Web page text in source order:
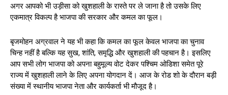
अगर आपको भी उड़ीसा को खुशहाली के रास्ते पर ले जाना है तो उसके लिए
एकमात्र विकल्प है भाजपा की सरकार और कमल का फूल।
बृजमोहन अग्रवाल ने यह भी कहा कि कमल का फूल केवल भाजपा का चुनाव
चिन्ह नहीं है बल्कि यह सुख, शांति, समृद्धि और खुशहाली की पहचान है। इसलिए
आप सभी लोग भाजपा को अपना बहुमूल्य वोट देकर पश्चिम ओडिशा समेत पूरे
राज्य में खुशहाली लाने के लिए अपना योगदान दें। आज के रोड शो के दौरान बड़ी
संख्या में स्थानीय भाजपा नेता और कार्यकर्ता भी मौजूद है।